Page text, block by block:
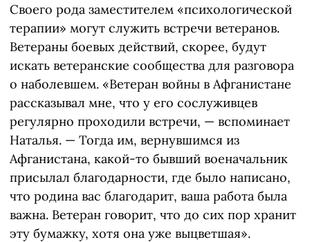
Своего рода заместителем «психологической
терапии» могут служить встречи ветеранов.
Ветераны боевых действий, скорее, будут
искать ветеранские сообщества для разговора
о наболевшем. «Ветеран войны в Афганистане
рассказывал мне, что у его сослуживцев
регулярно проходили встречи, — вспоминает
Наталья. — Тогда им, вернувшимся из
Афганистана, какой-то бывший военачальник
присылал благодарности, где было написано,
что родина вас благодарит, ваша работа была
важна. Ветеран говорит, что до сих пор хранит
эту бумажку, хотя она уже выцветшая».